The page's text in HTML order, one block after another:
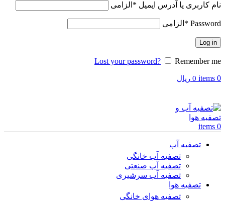
نام کاربری یا آدرس ایمیل * الزامی
Password
* الزامی
Log in
Lost your password?
Remember me
0
items
0 ریال
0
items
تصفیه آب
تصفیه آب خانگی
تصفیه آب صنعتی
تصفیه آب سرشیری
تصفیه هوا
تصفیه هوای خانگی